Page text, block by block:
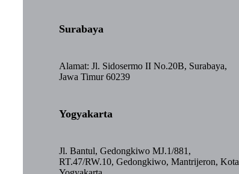
Surabaya
Alamat: Jl. Sidosermo II No.20B, Surabaya,
Jawa Timur 60239
Yogyakarta
Jl. Bantul, Gedongkiwo MJ.1/881,
RT.47/RW.10, Gedongkiwo, Mantrijeron, Kota